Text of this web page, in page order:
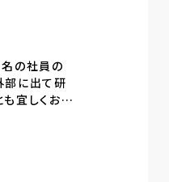
の社員の
部に出て研
宜しくお願